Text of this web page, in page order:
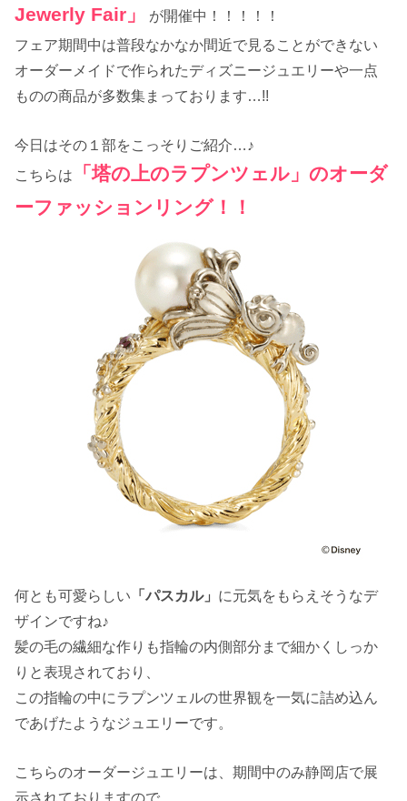
Jewerly Fair」
が開催中！！！！！
フェア期間中は普段なかなか間近で見ることができない
オーダーメイドで作られたディズニージュエリーや一点
ものの商品が多数集まっております…!!
今日はその１部をこっそりご紹介…♪
こちらは
「塔の上のラプンツェル」のオーダ
ーファッションリング！！
何とも可愛らしい 「パスカル」 に元気をもらえそうなデ
ザインですね♪
髪の毛の繊細な作りも指輪の内側部分まで細かくしっか
りと表現されており、
この指輪の中にラプンツェルの世界観を一気に詰め込ん
であげたようなジュエリーです。
こちらのオーダージュエリーは、期間中のみ静岡店で展
示されておりますので